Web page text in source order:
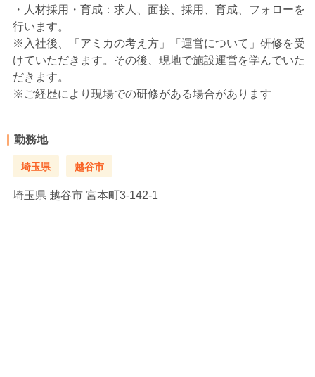
・人材採用・育成：求人、面接、採用、育成、フォローを
行います。
※入社後、「アミカの考え方」「運営について」研修を受
けていただきます。その後、現地で施設運営を学んでいた
だきます。
※ご経歴により現場での研修がある場合があります
勤務地
埼玉県 越谷市
埼玉県 越谷市 宮本町3-142-1